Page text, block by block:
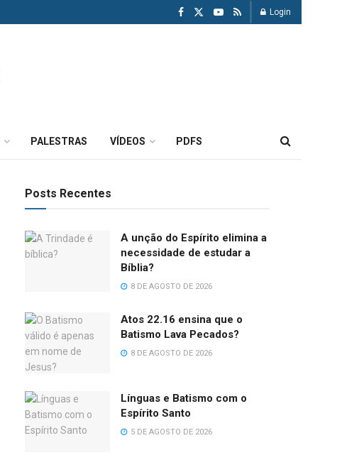
Login
PALESTRAS VÍDEOS PDFS
Posts Recentes
A unção do Espírito elimina a
necessidade de estudar a
Bíblia?
8 DE AGOSTO DE 2026
Atos 22.16 ensina que o
Batismo Lava Pecados?
8 DE AGOSTO DE 2026
Línguas e Batismo com o
Espírito Santo
5 DE AGOSTO DE 2026